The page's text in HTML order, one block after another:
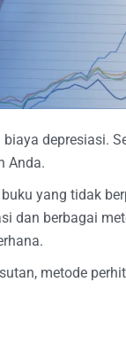
depresiasi.
Anda.
yang tidak
dan berbagai
metode